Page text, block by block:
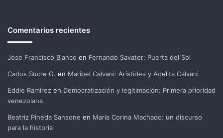
Comentarios recientes
Jose Francisco Blanco en Fernando Savater: Puerta del Sol
Carlos Sucre G. en Maribel Calvani: Arístides y Adelita Calvani
Eddie Ramirez en Democratización y legitimación: Primera prioridad
venezolana
Beatriz Pineda Sansone en María Corina Machado: un discurso
para la historia